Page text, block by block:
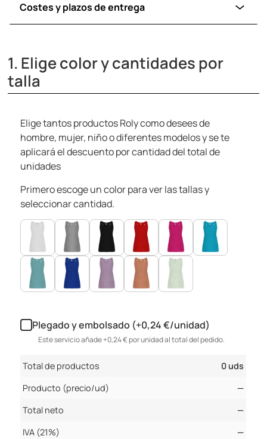
Costes y plazos de entrega
1. Elige color y cantidades por
talla
Elige tantos productos Roly como desees de
hombre, mujer, niño o diferentes modelos y se te
aplicará el descuento por cantidad del total de
unidades
Primero escoge un color para ver las tallas y
seleccionar cantidad.
Plegado y embolsado (+0,24 €/unidad)
Este servicio añade +0,24 € por unidad al total del pedido.
Total de productos
0 uds
Producto (precio/ud)
—
Total neto
—
IVA (21%)
—